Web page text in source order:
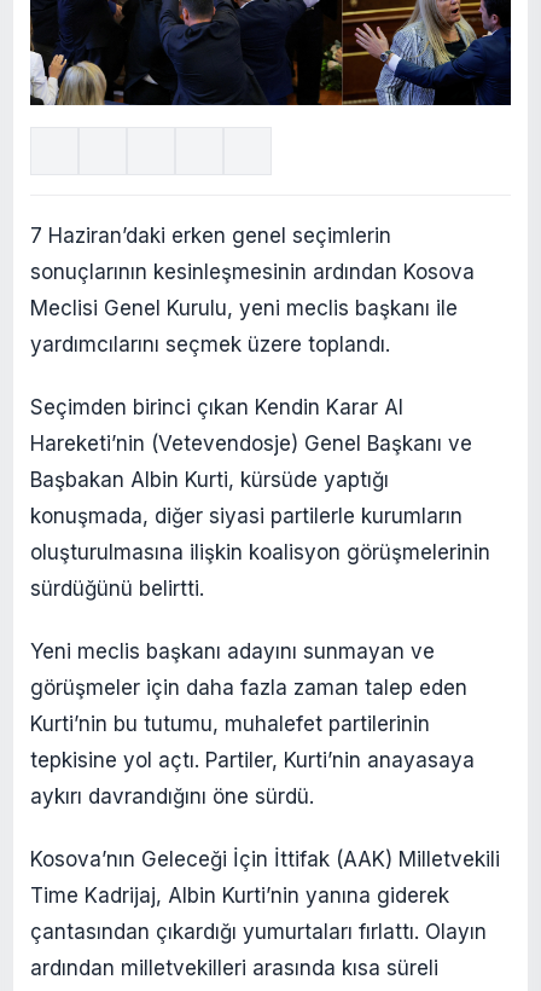
7 Haziran’daki erken genel seçimlerin
sonuçlarının kesinleşmesinin ardından Kosova
Meclisi Genel Kurulu, yeni meclis başkanı ile
yardımcılarını seçmek üzere toplandı.
Seçimden birinci çıkan Kendin Karar Al
Hareketi’nin (Vetevendosje) Genel Başkanı ve
Başbakan Albin Kurti, kürsüde yaptığı
konuşmada, diğer siyasi partilerle kurumların
oluşturulmasına ilişkin koalisyon görüşmelerinin
sürdüğünü belirtti.
Yeni meclis başkanı adayını sunmayan ve
görüşmeler için daha fazla zaman talep eden
Kurti’nin bu tutumu, muhalefet partilerinin
tepkisine yol açtı. Partiler, Kurti’nin anayasaya
aykırı davrandığını öne sürdü.
Kosova’nın Geleceği İçin İttifak (AAK) Milletvekili
Time Kadrijaj, Albin Kurti’nin yanına giderek
çantasından çıkardığı yumurtaları fırlattı. Olayın
ardından milletvekilleri arasında kısa süreli